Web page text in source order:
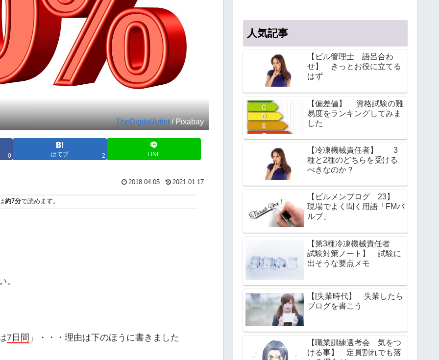
TheDigitalArtist/ Pixabay
0 はてブ 2 LINE
2018.04.05 2021.01.17
約7分で読めます。
。
7日間 」・・・理由は下のほうに書きました
人気記事
【ビル管理士 語呂合わ
せ】 きっとお役に立てる
はず
【偏差値】 資格試験の難
易度をランキングしてみま
した
【冷凍機械責任者】 3
種と2種のどちらを受ける
べきなのか？
【ビルメンブログ 23】
現場でよく聞く用語「FMバ
ルブ」
【第3種冷凍機械責任者
試験対策ノート】 試験に
出そうな要点メモ
【[失業時代】 失業したら
ブログを書こう
【職業訓練選考会 気をつ
ける事】 定員割れでも落